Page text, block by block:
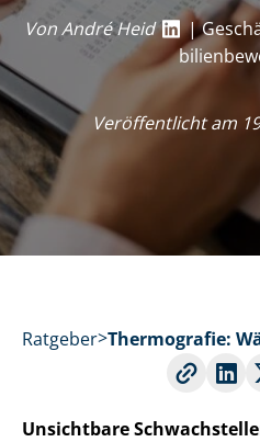
Von André Heid
|
Veröffentlicht am
Ratgeber Thermografie:
Unsichtbare